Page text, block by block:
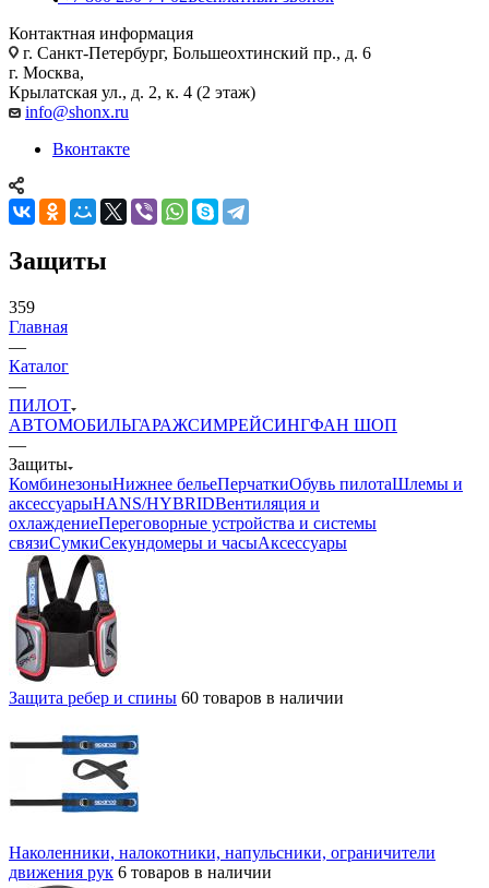
Контактная информация
г. Санкт-Петербург, Большеохтинский пр., д. 6
г. Москва,
Крылатская ул., д. 2, к. 4 (2 этаж)
info@shonx.ru
Вконтакте
Защиты
359
Главная
—
Каталог
—
ПИЛОТ
АВТОМОБИЛЬГАРАЖСИМРЕЙСИНГФАН ШОП
—
Защиты
КомбинезоныНижнее бельеПерчаткиОбувь пилотаШлемы и
аксессуарыHANS/HYBRIDВентиляция и
охлаждениеПереговорные устройства и системы
связиСумкиСекундомеры и часыАксессуары
Защита ребер и спины 60 товаров в наличии
Наколенники, налокотники, напульсники, ограничители
движения рук 6 товаров в наличии